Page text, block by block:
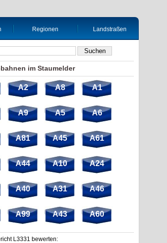
Regionen Landstraßen
im Staumelder
A2 A8 A1
A9 A5 A6
A81 A45 A61
A44 A10 A24
A40 A31 A46
A99 A43 A60
L3331 bewerten: